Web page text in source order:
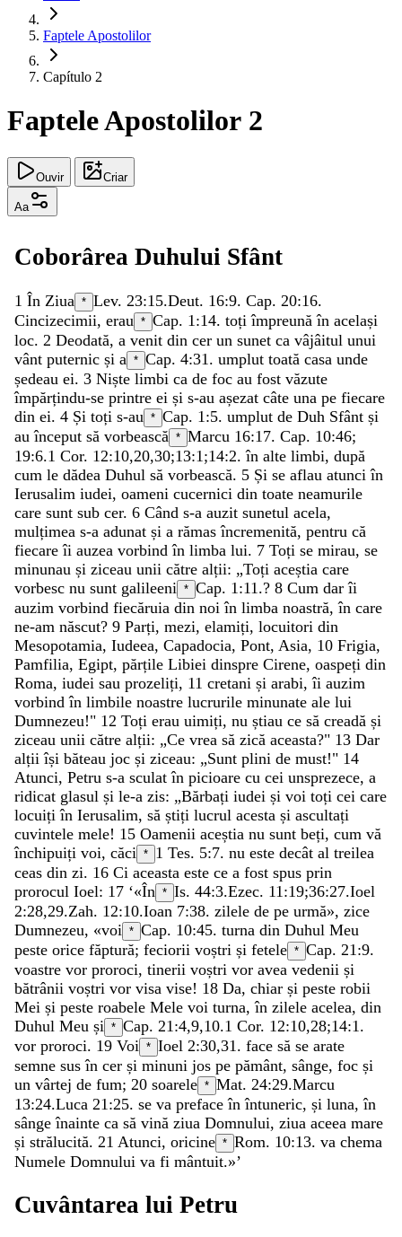
Faptele Apostolilor
Capítulo 2
Faptele Apostolilor 2
Ouvir Criar
Aa
Coborârea Duhului Sfânt
1 În Ziua * Lev. 23:15.Deut. 16:9. Cap. 20:16.
Cincizecimii, erau * Cap. 1:14. toțiîmpreunăîn același
loc. 2 Deodată, a venit din cer un sunet ca vâjâitul unui
vânt puternic și a * Cap. 4:31. umplut toată casa unde
ședeau ei. 3 Niște limbi ca de foc au fost văzute
împărțindu-se printre ei și s-au așezat câte una pe fiecare
din ei. 4 Și toți s-au * Cap. 1:5. umplut de Duh Sfânt și
auînceput să vorbească * Marcu 16:17. Cap. 10:46;
19:6.1 Cor. 12:10,20,30;13:1 ;14:2. în alte limbi, după
cum le dădea Duhul să vorbească. 5 Și se aflau atunciîn
Ierusalim iudei, oameni cucernici din toate neamurile
care sunt sub cer. 6 Când s-a auzit sunetul acela,
mulțimea s-a adunat și a rămasîncremenită, pentru că
fiecareîi auzea vorbindîn limba lui. 7 Toți se mirau, se
minunau și ziceau unii către alții: „Toți aceștia care
vorbesc nu sunt galileeni * Cap. 1:11.? 8 Cum darîi
auzim vorbind fiecăruia din noiîn limba noastră,în care
ne-am născut? 9 Parți, mezi, elamiți, locuitori din
Mesopotamia, Iudeea, Capadocia, Pont, Asia, 10 Frigia,
Pamfilia, Egipt, părțile Libiei dinspre Cirene, oaspeți din
Roma, iudei sau prozeliți, 11 cretani și arabi,îi auzim
vorbindîn limbile noastre lucrurile minunate ale lui
Dumnezeu!" 12 Toți erau uimiți, nu știau ce să creadă și
ziceau unii către alții: „Ce vrea să zică aceasta?" 13 Dar
alțiiîși băteau joc și ziceau: „Sunt plini de must!" 14
Atunci, Petru s-a sculatîn picioare cu cei unsprezece, a
ridicat glasul și le-a zis: „Bărbați iudei și voi toți cei care
locuițiîn Ierusalim, să știți lucrul acesta și ascultați
cuvintele mele! 15 Oamenii aceștia nu sunt beți, cum vă
închipuiți voi, căci * 1 Tes. 5:7. nu este decât al treilea
ceas din zi. 16 Ci aceasta este ce a fost spus prin
prorocul Ioel: 17 ‘«În * Is. 44:3.Ezec. 11:19;36:27.Ioel
2:28,29.Zah. 12:10.Ioan 7:38. zilele de pe urmă», zice
Dumnezeu, «voi * Cap. 10:45. turna din Duhul Meu
peste orice făptură; feciorii voștri și fetele * Cap. 21:9.
voastre vor proroci, tinerii voștri vor avea vedenii și
bătrânii voștri vor visa vise! 18 Da, chiar și peste robii
Mei și peste roabele Mele voi turna,în zilele acelea, din
Duhul Meu și * Cap. 21:4,9,10.1 Cor. 12:10,28;14:1 .
vor proroci. 19 Voi * Ioel 2:30,31 . face să se arate
semne susîn cer și minuni jos pe pământ, sânge, foc și
un vârtej de fum; 20 soarele * Mat. 24:29.Marcu
13:24.Luca 21:25. se va prefaceînîntuneric, și luna,în
sângeînainte ca să vină ziua Domnului, ziua aceea mare
și strălucită. 21 Atunci, oricine * Rom. 10:13. va chema
Numele Domnului va fi mântuit.»’
Cuvântarea lui Petru